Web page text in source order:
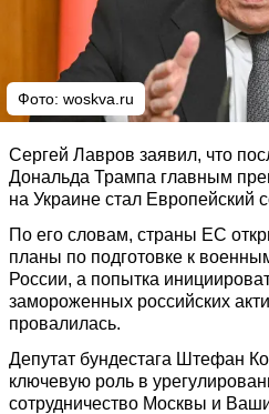
Фото: woskva.ru
Сергей Лавров заявил, что
Дональда Трампа главным
на Украине стал Европейский
По его словам, страны ЕС
планы по подготовке к
России, а попытка
замороженных российских
провалилась.
Депутат бундестага Штефан
ключевую роль в
сотрудничество Москвы и